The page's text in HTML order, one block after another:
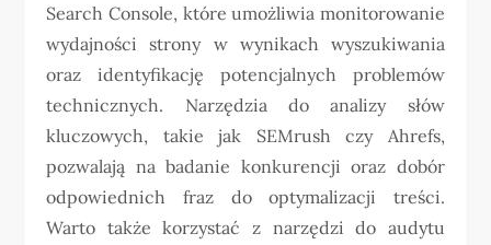
Search Console, które umożliwia monitorowanie
wydajności strony w wynikach wyszukiwania
oraz identyfikację potencjalnych problemów
technicznych. Narzędzia do analizy słów
kluczowych, takie jak SEMrush czy Ahrefs,
pozwalają na badanie konkurencji oraz dobór
odpowiednich fraz do optymalizacji treści.
Warto także korzystać z narzędzi do audytu